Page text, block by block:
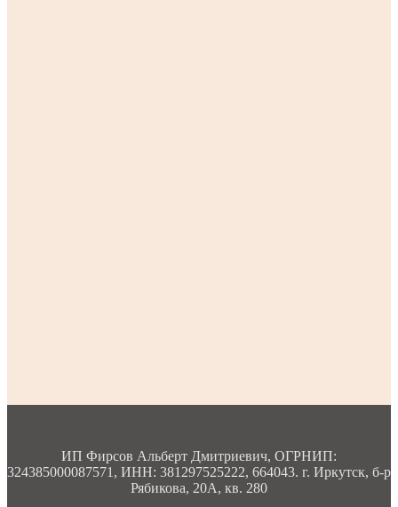
ИП Фирсов Альберт Дмитриевич, ОГРНИП:
324385000087571, ИНН: 381297525222, 664043. г. Иркутск, б-р
Рябикова, 20А, кв. 280